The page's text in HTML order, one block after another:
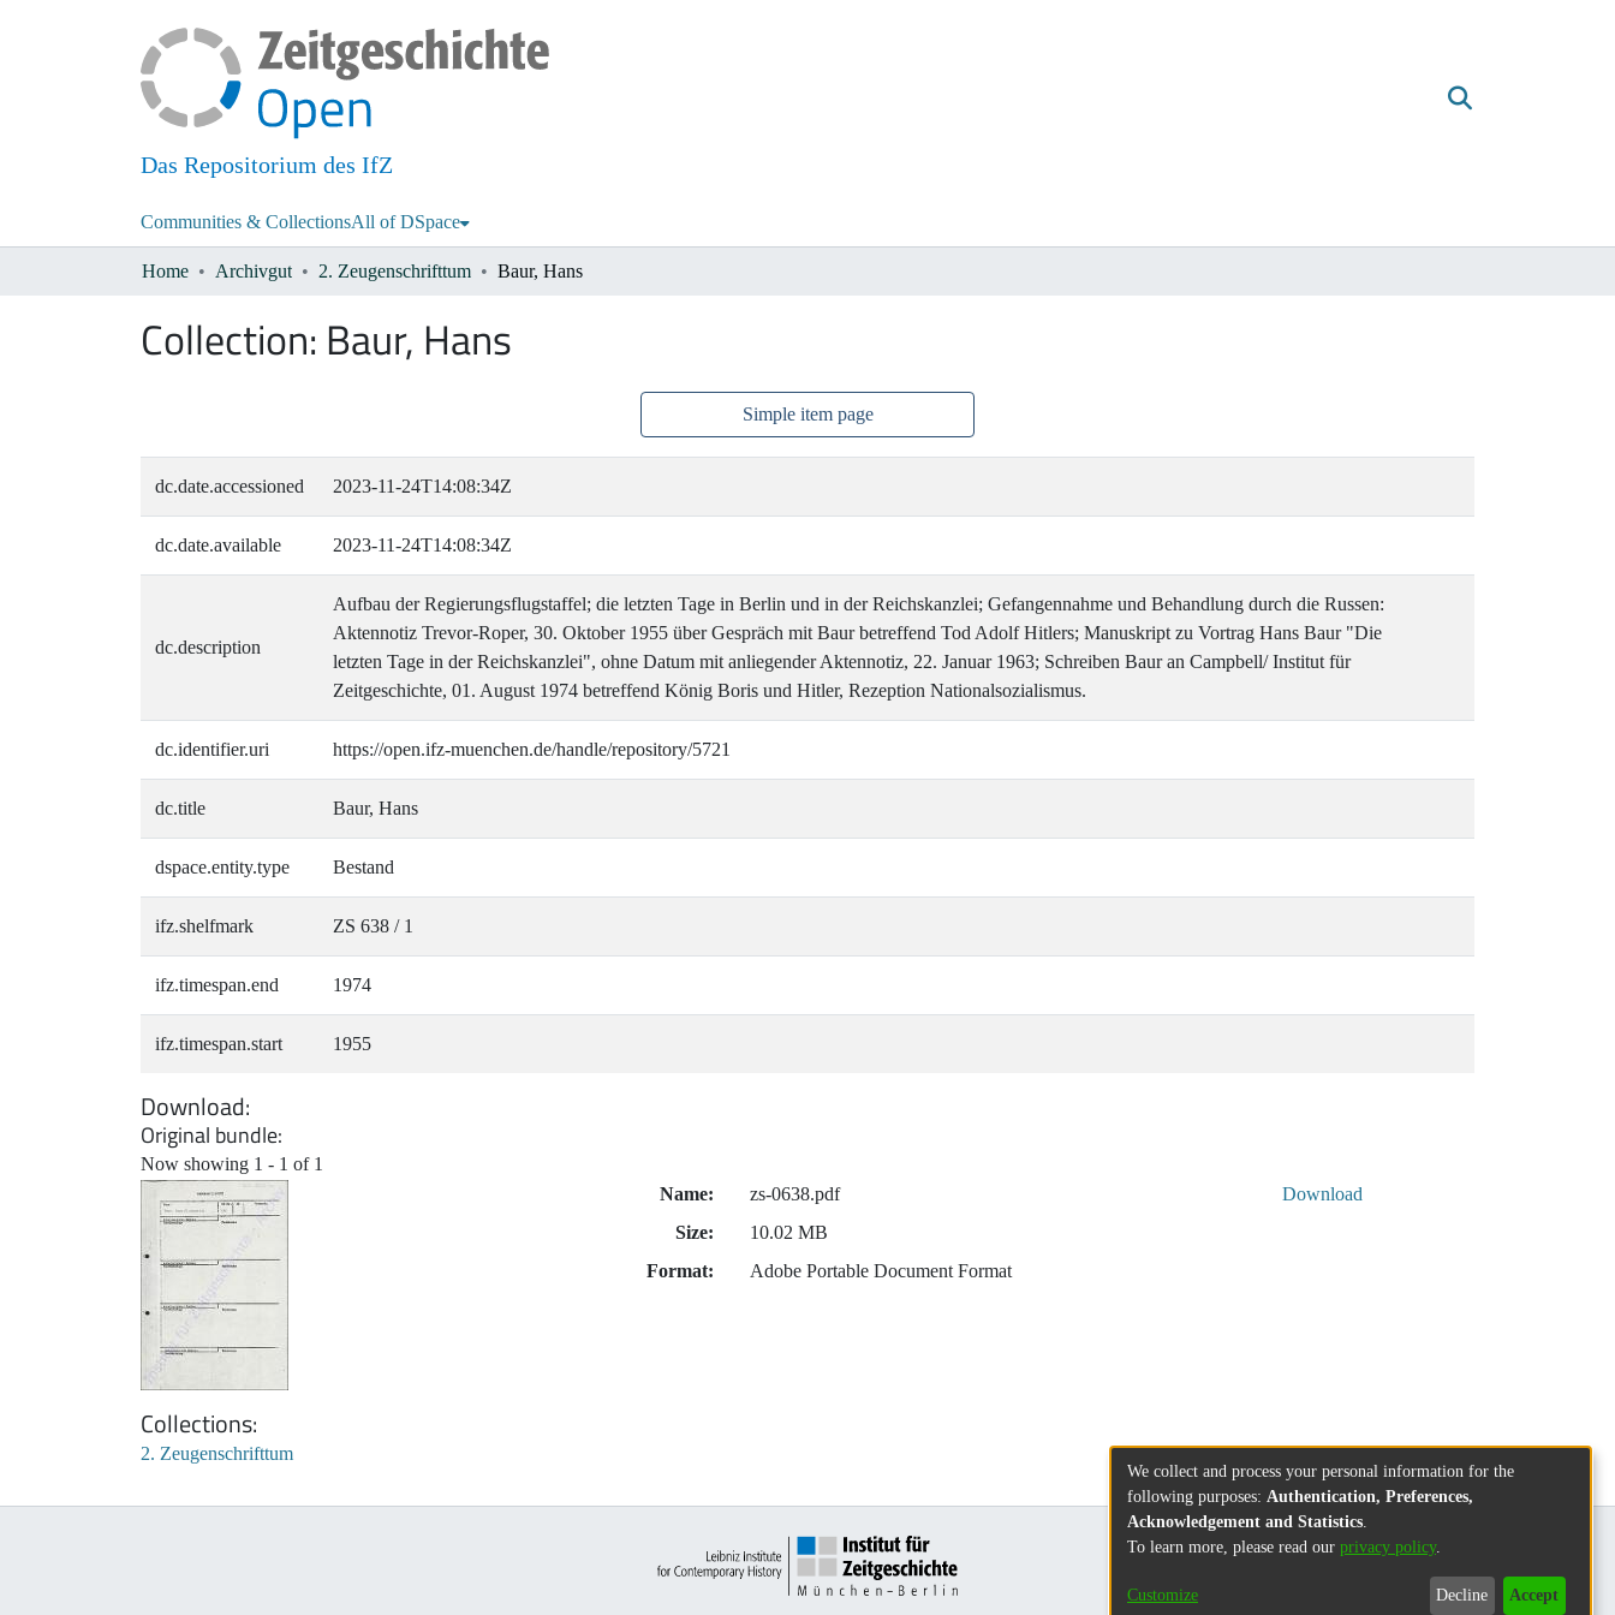
Das Repositorium des IfZ
Communities & CollectionsAll of DSpace
Home Archivgut 2. Zeugenschrifttum Baur, Hans
Collection: Baur, Hans
Simple item page
dc.date.accessioned 2023-11-24T14:08:34Z
dc.date.available 2023-11-24T14:08:34Z
dc.description
Aufbau der Regierungsflugstaffel; die letzten Tage in Berlin und in der Reichskanzlei; Gefangennahme und Behandlung durch die Russen:
Aktennotiz Trevor-Roper, 30. Oktober 1955 über Gespräch mit Baur betreffend Tod Adolf Hitlers; Manuskript zu Vortrag Hans Baur "Die
letzten Tage in der Reichskanzlei", ohne Datum mit anliegender Aktennotiz, 22. Januar 1963; Schreiben Baur an Campbell/ Institut für
Zeitgeschichte, 01. August 1974 betreffend König Boris und Hitler, Rezeption Nationalsozialismus.
dc.identifier.uri https://open.ifz-muenchen.de/handle/repository/5721
dc.title Baur, Hans
dspace.entity.type Bestand
ifz.shelfmark ZS 638 / 1
ifz.timespan.end 1974
ifz.timespan.start 1955
Download
Original bundle
Now showing 1 - 1 of 1
Name:
zs-0638.pdf
Size:
10.02 MB
Format:
Adobe Portable Document Format
Download
Collections
2. Zeugenschrifttum
We collect and process your personal information for the
following purposes: Authentication, Preferences,
Acknowledgement and Statistics
To learn more, please read our privacy policy.
Customize Decline Accept